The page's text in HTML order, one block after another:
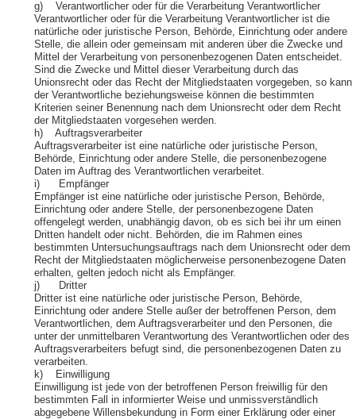
g) Verantwortlicher oder für die Verarbeitung Verantwortlicher
Verantwortlicher oder für die Verarbeitung Verantwortlicher ist die
natürliche oder juristische Person, Behörde, Einrichtung oder andere
Stelle, die allein oder gemeinsam mit anderen über die Zwecke und
Mittel der Verarbeitung von personenbezogenen Daten entscheidet.
Sind die Zwecke und Mittel dieser Verarbeitung durch das
Unionsrecht oder das Recht der Mitgliedstaaten vorgegeben, so kann
der Verantwortliche beziehungsweise können die bestimmten
Kriterien seiner Benennung nach dem Unionsrecht oder dem Recht
der Mitgliedstaaten vorgesehen werden.
h) Auftragsverarbeiter
Auftragsverarbeiter ist eine natürliche oder juristische Person,
Behörde, Einrichtung oder andere Stelle, die personenbezogene
Daten im Auftrag des Verantwortlichen verarbeitet.
i) Empfänger
Empfänger ist eine natürliche oder juristische Person, Behörde,
Einrichtung oder andere Stelle, der personenbezogene Daten
offengelegt werden, unabhängig davon, ob es sich bei ihr um einen
Dritten handelt oder nicht. Behörden, die im Rahmen eines
bestimmten Untersuchungsauftrags nach dem Unionsrecht oder dem
Recht der Mitgliedstaaten möglicherweise personenbezogene Daten
erhalten, gelten jedoch nicht als Empfänger.
j) Dritter
Dritter ist eine natürliche oder juristische Person, Behörde,
Einrichtung oder andere Stelle außer der betroffenen Person, dem
Verantwortlichen, dem Auftragsverarbeiter und den Personen, die
unter der unmittelbaren Verantwortung des Verantwortlichen oder des
Auftragsverarbeiters befugt sind, die personenbezogenen Daten zu
verarbeiten.
k) Einwilligung
Einwilligung ist jede von der betroffenen Person freiwillig für den
bestimmten Fall in informierter Weise und unmissverständlich
abgegebene Willensbekundung in Form einer Erklärung oder einer